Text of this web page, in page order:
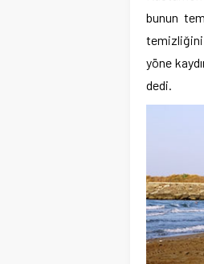
bunun
temizliğini
yöne
dedi.